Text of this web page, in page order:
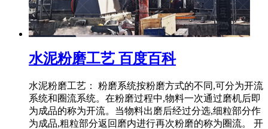
水泥粉磨工艺 百度百科
水泥粉磨工艺： 粉磨系统按粉磨方式的不同,可分为开流
系统和圈流系统。在粉磨过程中,物料一次通过磨机后即
为成品的称为开流。当物料出磨后经过分选,细粒部分作
为成品,粗粒部分返回磨内进行再次粉磨的称为圈流。 开